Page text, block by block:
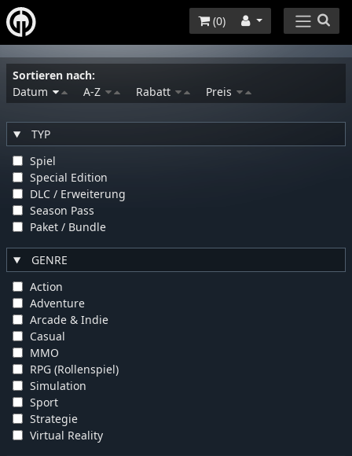
(0)
Sortieren nach:
Datum
A-Z Rabatt Preis
TYP
Spiel
Special Edition
DLC / Erweiterung
Season Pass
Paket / Bundle
GENRE
Action
Adventure
Arcade & Indie
Casual
MMO
RPG (Rollenspiel)
Simulation
Sport
Strategie
Virtual Reality